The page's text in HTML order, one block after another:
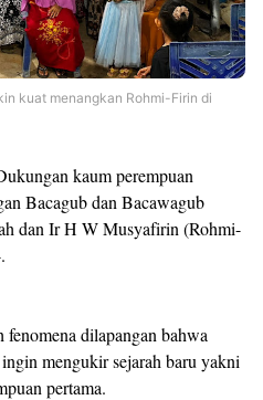
kuat menangkan Rohmi-Firin di
kaum perempuan
Bacagub dan Bacawagub
dan Ir H W Musyafirin (Rohmi-
dilapangan bahwa
mengukir sejarah baru yakni
pertama.